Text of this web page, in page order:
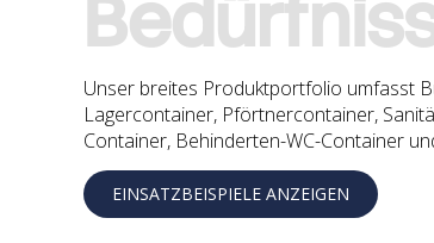
Bedürfnis
Unser breites Produktportfolio umfasst
Lagercontainer, Pförtnercontainer,
Container, Behinderten-WC-Container
EINSATZBEISPIELE ANZEIGEN